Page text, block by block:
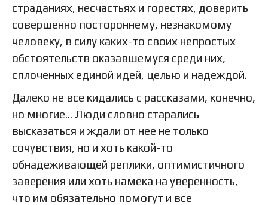
страданиях, несчастьях и горестях, доверить
совершенно постороннему, незнакомому
человеку, в силу каких-то своих непростых
обстоятельств оказавшемуся среди них,
сплоченных единой идей, целью и надеждой.
Далеко не все кидались с рассказами, конечно,
но многие… Люди словно старались
высказаться и ждали от нее не только
сочувствия, но и хоть какой-то
обнадеживающей реплики, оптимистичного
заверения или хоть намека на уверенность,
что им обязательно помогут и все